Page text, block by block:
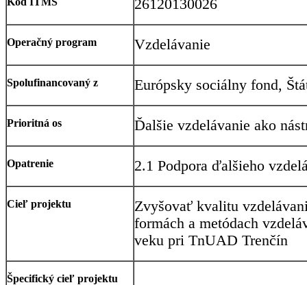
26120130026
Operačný program Vzdelávanie
Spolufinancovaný z Európsky sociálny fond,
Prioritná os Ďalšie vzdelávanie ako
Opatrenie 2.1 Podpora ďalšieho
Cieľ projektu
Zvyšovať kvalitu
formách a metódach
veku pri TnUAD Trenčín
Špecifický cieľ projektu